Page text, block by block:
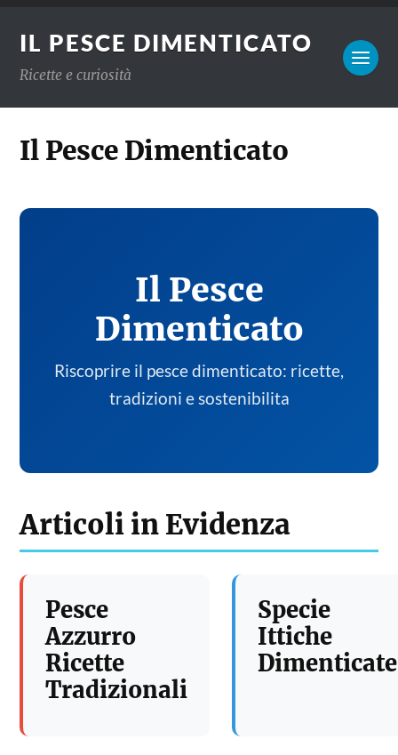
IL PESCE DIMENTICATO
Ricette e curiosità
Il Pesce Dimenticato
Il Pesce
Dimenticato
Riscoprire il pesce dimenticato: ricette,
tradizioni e sostenibilita
Articoli in Evidenza
Pesce
Azzurro
Ricette
Tradizionali
Specie
Ittiche
Dimenticate